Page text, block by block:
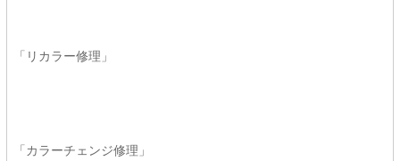
「リカラー修理」
「カラーチェンジ修理」